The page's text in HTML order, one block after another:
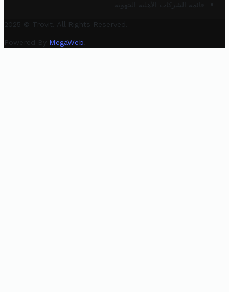
قائمة الشركات الأهلية الجهوية
2025 © Trovit. All Rights Reserved.
Powered By MegaWeb